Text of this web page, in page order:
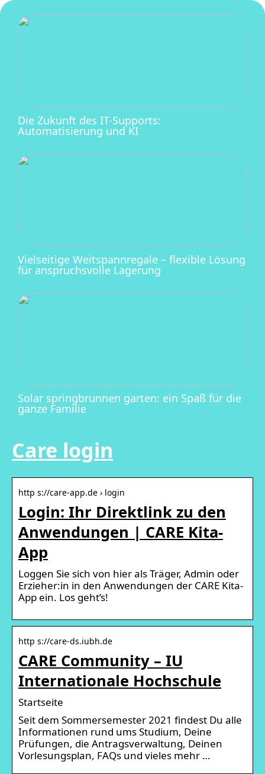
Die Zukunft des IT-Supports:
Automatisierung und KI
Vielseitige Weitspannregale – flexible Lösung
für anspruchsvolle Lagerung
Solar springbrunnen garten: ein Spaß für die
ganze Familie
Care login
http s://care-app.de › login
Login: Ihr Direktlink zu den
Anwendungen | CARE Kita-
App
Loggen Sie sich von hier als Träger, Admin oder
Erzieher:in in den Anwendungen der CARE Kita-
App ein. Los geht’s!
http s://care-ds.iubh.de
CARE Community – IU
Internationale Hochschule
Startseite
Seit dem Sommersemester 2021 findest Du alle
Informationen rund ums Studium, Deine
Prüfungen, die Antragsverwaltung, Deinen
Vorlesungsplan, FAQs und vieles mehr …